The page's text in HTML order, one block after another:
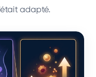
adapté.